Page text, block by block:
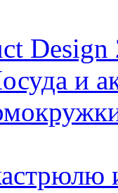
Design
и